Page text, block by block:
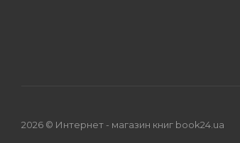
2026 © Интернет - магазин книг book24.ua